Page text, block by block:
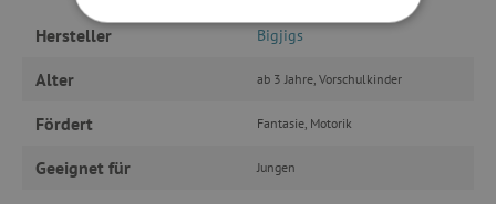
Hersteller Bigjigs
Alter ab 3 Jahre, Vorschulkinder
Fördert Fantasie, Motorik
Geeignet für Jungen
UNBEDINGT ERFORDERLICH